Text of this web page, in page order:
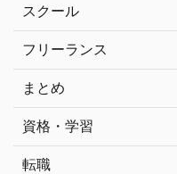
スクール
フリーランス
まとめ
資格・学習
転職